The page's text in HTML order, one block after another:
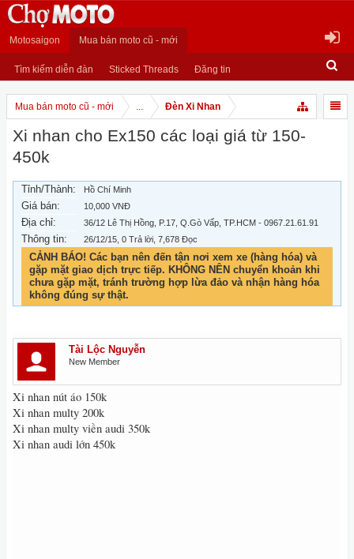
Motosaigon Mua bán moto cũ - mới
Tìm kiếm diễn đàn Sticked Threads Đăng tin
Mua bán moto cũ - mới ... Đèn Xi Nhan
Xi nhan cho Ex150 các loại giá từ 150-
450k
Tỉnh/Thành: Hồ Chí Minh
Giá bán: 10,000 VNĐ
Địa chỉ: 36/12 Lê Thị Hồng, P.17, Q.Gò Vấp, TP.HCM - 0967.21.61.91
Thông tin: 26/12/15 , 0 Trả lời, 7,678 Đọc
CẢNH BÁO! Các bạn nên đến tận nơi xem xe (hàng hóa) và
gặp mặt giao dịch trực tiếp. KHÔNG NÊN chuyển khoản khi
chưa gặp mặt, tránh trường hợp lừa đảo và nhận hàng hóa
không đúng sự thật.
Tài Lộc Nguyễn
New Member
Xi nhan nút áo 150k
Xi nhan multy 200k
Xi nhan multy viền audi 350k
Xi nhan audi lớn 450k